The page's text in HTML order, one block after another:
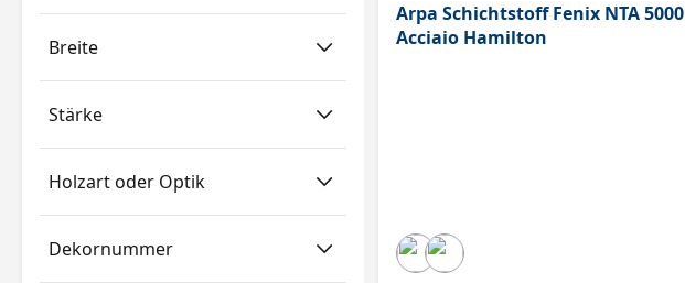
Breite
Stärke
Holzart oder Optik
Dekornummer
Arpa Schichtstoff Fenix NTA 5000
Acciaio Hamilton